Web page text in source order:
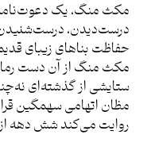
مکث منگ، یک دعوت‌نامه
درست‌دیدن،
حفاظت بناهای زیبای
مکث منگ از آن دست
ستایشی از گذشته‌ای
مظان اتهامی سهمگین
روایت می‌کند شش دهه از